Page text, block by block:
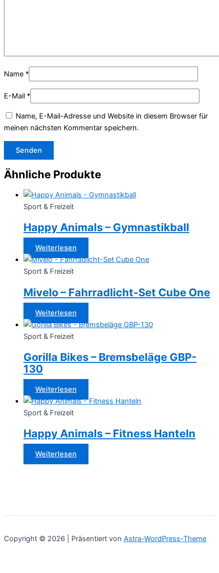
Name *
E-Mail *
Name, E-Mail-Adresse und Website in diesem Browser für
meinen nächsten Kommentar speichern.
Ähnliche Produkte
Sport & Freizeit
Happy Animals – Gymnastikball
Weiterlesen
Sport & Freizeit
Mivelo – Fahrradlicht-Set Cube One
Weiterlesen
Sport & Freizeit
Gorilla Bikes – Bremsbeläge GBP-
130
Weiterlesen
Sport & Freizeit
Happy Animals – Fitness Hanteln
Weiterlesen
Copyright © 2026 | Präsentiert von Astra-WordPress-Theme